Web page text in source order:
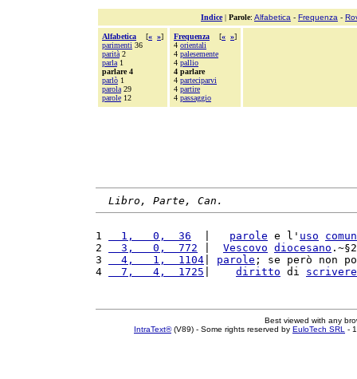
Indice| Parole: Alfabetica - Frequenza -
Alfabetica [« »]
parimenti 36
parità 2
parla 1
parlare 4
parlò 1
parola 29
parole 12
Frequenza [« »]
4 orientali
4 palesemente
4 pallio
4 parlare
4 parteciparvi
4 partire
4 passaggio
Libro, Parte, Can.
1
  1,   0,  36
parole e l' uso
2
  3,   0,  772
Vescovo diocesano
3
  4,   1,  1104
parole ; se però non
4
  7,   4,  1725
diritto di scrivere
Best viewed with any
IntraText®(V89) - Some rights reserved by EuloTech SRL -